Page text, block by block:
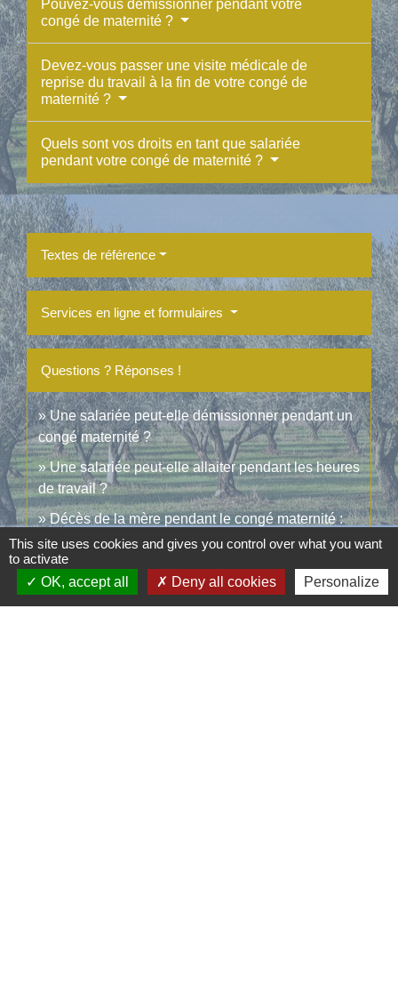
Pouvez-vous démissionner pendant votre
congé de maternité ?
Devez-vous passer une visite médicale de
reprise du travail à la fin de votre congé de
maternité ?
Quels sont vos droits en tant que salariée
pendant votre congé de maternité ?
Textes de référence
Services en ligne et formulaires
Questions ? Réponses !
Une salariée peut-elle démissionner pendant un
congé maternité ?
Une salariée peut-elle allaiter pendant les heures
de travail ?
Décès de la mère pendant le congé maternité :
quelles conséquences sur les IJ ?
Hospitalisation du nouveau-né : quelles
conséquences sur le congé de maternité ?
This site uses cookies and gives you control over what you want
to activate
OK, accept all
Deny all cookies Personalize